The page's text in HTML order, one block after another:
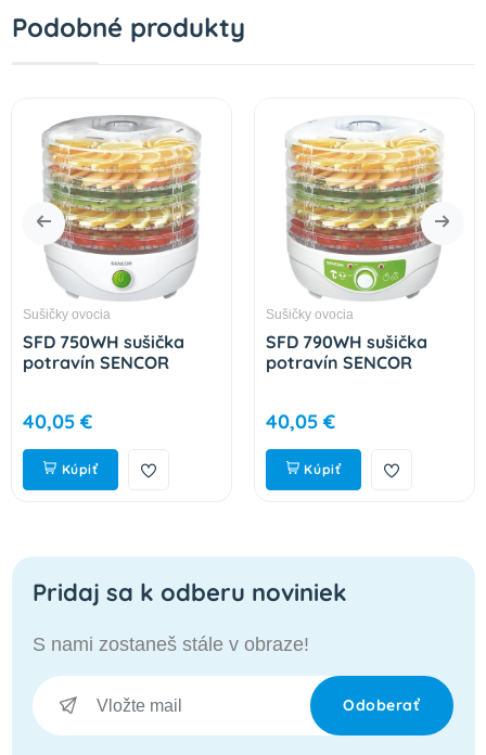
Podobné produkty
Sušičky ovocia
SFD 750WH sušička
potravín SENCOR
40,05 €
Kúpiť
Sušičky ovocia
SFD 790WH sušička
potravín SENCOR
40,05 €
Kúpiť
Pridaj sa k odberu noviniek
S nami zostaneš stále v obraze!
Odoberať